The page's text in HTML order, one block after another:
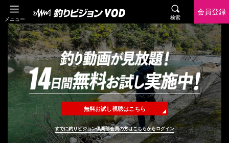
メニュー 検索
会員登録
無料お試し視聴はこちら
すでに釣りビジョン倶楽部会員の方はこちらからログイン